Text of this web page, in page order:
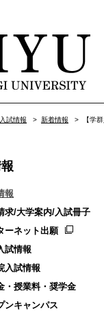
入試情報 > 新着情報 > 【学
報
請求/大学案内/入試冊子
ターネット出願
試情報
院入試情報
金・授業料・奨学金
プンキャンパス